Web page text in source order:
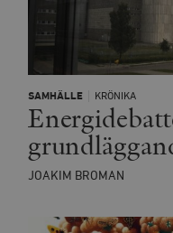
SAMHÄLLE KRÖNIKA
JOAKIM BROMAN